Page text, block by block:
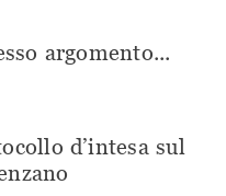
argomento...
d’intesa sul